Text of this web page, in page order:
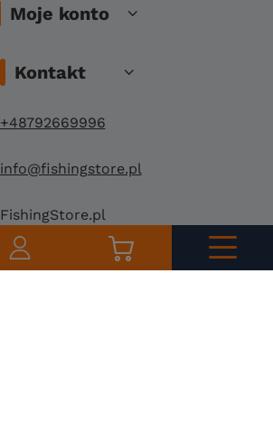
Moje konto
Kontakt
+48792669996
info@fishingstore.pl
FishingStore.pl
Kuznocin 1